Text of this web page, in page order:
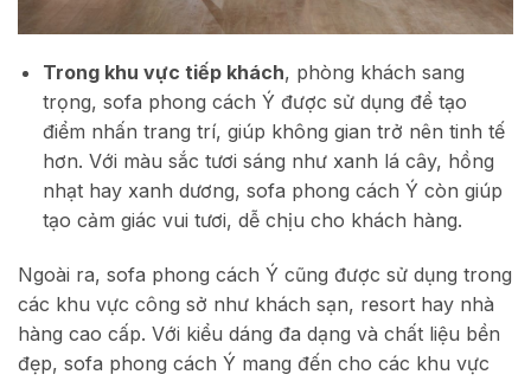
Trong khu vực tiếp khách, phòng khách sang
trọng, sofa phong cách Ý được sử dụng để tạo
điểm nhấn trang trí, giúp không gian trở nên tinh tế
hơn. Với màu sắc tươi sáng như xanh lá cây, hồng
nhạt hay xanh dương, sofa phong cách Ý còn giúp
tạo cảm giác vui tươi, dễ chịu cho khách hàng.
Ngoài ra, sofa phong cách Ý cũng được sử dụng trong
các khu vực công sở như khách sạn, resort hay nhà
hàng cao cấp. Với kiểu dáng đa dạng và chất liệu bền
đẹp, sofa phong cách Ý mang đến cho các khu vực